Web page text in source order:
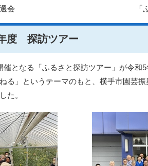
会
度 探訪ツアー
催となる「ふるさと探訪ツアー」が令和
る」というテーマのもと、横手市園芸
た。